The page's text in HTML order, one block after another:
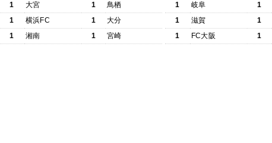
1
大宮 1
鳥栖
1
横浜FC 1
大分
1
湘南 1 宮崎
1
岐阜 1
1
滋賀 1
1
FC大阪 1